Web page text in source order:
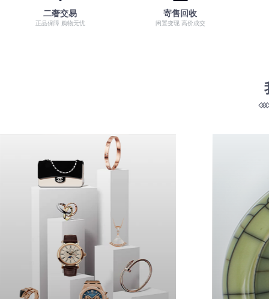
二奢交易
正品保障 购物无忧
寄售回收
闲置变现 高价成交